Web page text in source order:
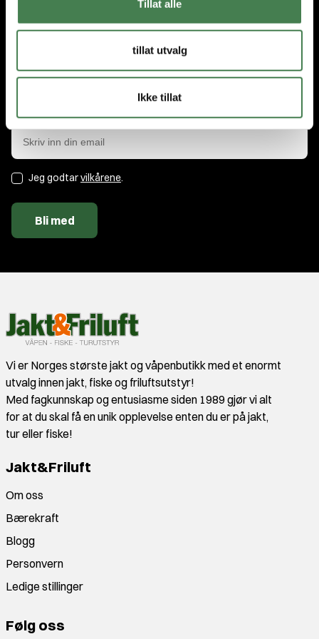
Tillat alle
tillat utvalg
Ikke tillat
Abonner på nyhetsbrevet
Få nyhetene og tilbudene først. Som medlem får du nyheter,
tips og eksklusive rabatter!
Jeg godtarvilkårene.
Bli med
Vi er Norges største jakt og våpenbutikk med et enormt
utvalg innen jakt, fiske og friluftsutstyr!
Med fagkunnskap og entusiasme siden 1989 gjør vi alt
for at du skal få en unik opplevelse enten du er på jakt,
tur eller fiske!
Jakt&Friluft
Om oss
Bærekraft
Blogg
Personvern
Ledige stillinger
Følg oss